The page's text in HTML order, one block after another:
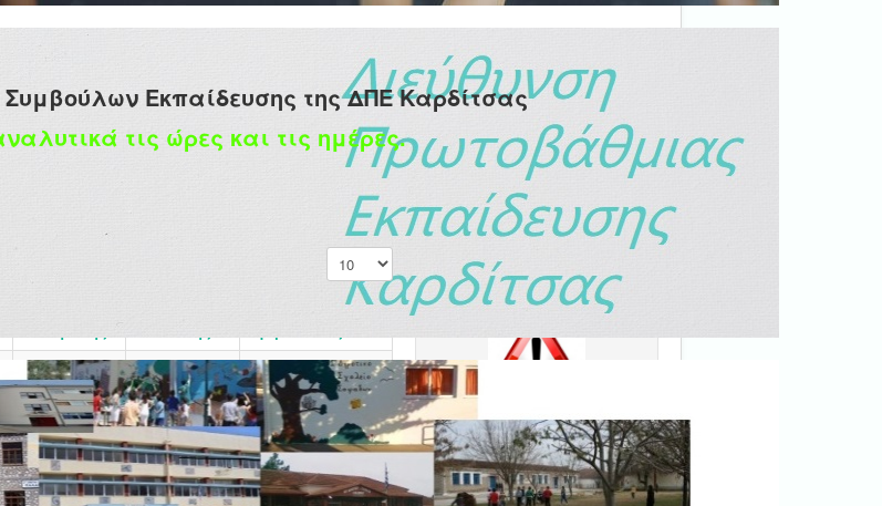
Εκπαίδευσης της ΔΠΕ Καρδίτσας
τις ώρες και τις ημέρες.
Εμφάνιση #
12 Ιουνίου 2026
Γράφτηκε
από τον/την
Super User
Εμφανίσεις: 1462
09 Ιουνίου 2026
Γράφτηκε
από τον/την
Super User
Εμφανίσεις: 1634
Ψηφιακή βεβαίωση
εγγράφου
'Ολα τα έγγραφα προς τις
δημόσιες υπηρεσίες πρέπει
να είναι ψηφιακά
υπογεγραμμένα.
Ξεκινήστε εδώ.